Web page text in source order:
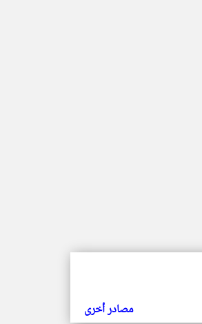
مصادر أخرى